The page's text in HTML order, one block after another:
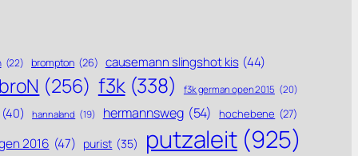
(22) brompton (26) causemann slingshot kis (44)
(256) f3k (338) f3k german open 2015 (20)
(40) hannaland (19) hermannsweg (54) hochebene (27)
2016 (47) purist (35) putzaleit (925)